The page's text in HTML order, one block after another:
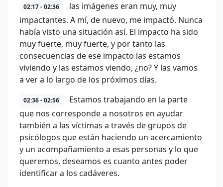
02:17 - 02:36
las imágenes eran muy, muy
impactantes. A mí, de nuevo, me impactó. Nunca
había visto una situación así. El impacto ha sido
muy fuerte, muy fuerte, y por tanto las
consecuencias de ese impacto las estamos
viviendo y las estamos viendo, ¿no? Y las vamos
a ver a lo largo de los próximos días.
02:36 - 02:56
Estamos trabajando en la parte
que nos corresponde a nosotros en ayudar
también a las víctimas a través de grupos de
psicólogos que están haciendo un acercamiento
y un acompañamiento a esas personas y lo que
queremos, deseamos es cuanto antes poder
identificar a los cadáveres.